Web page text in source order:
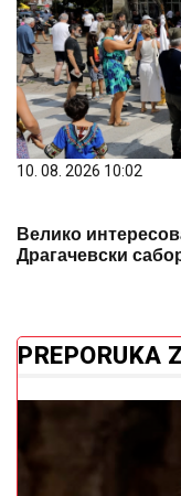
10. 08. 2026 10:02
Велико
Драгачевски
PREPORUKA